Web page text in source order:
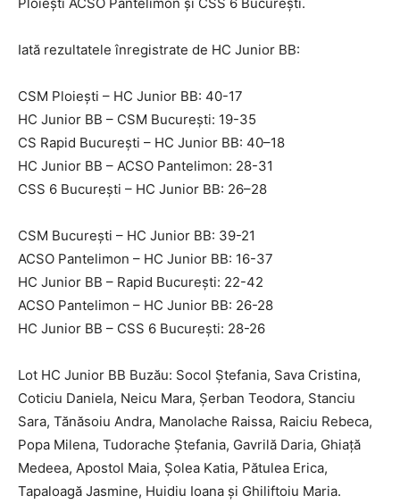
Iată rezultatele înregistrate de HC Junior BB:
CSM Ploieşti – HC Junior BB: 40-17
HC Junior BB – CSM Bucureşti: 19-35
CS Rapid Bucureşti – HC Junior BB: 40–18
HC Junior BB – ACSO Pantelimon: 28-31
CSS 6 Bucureşti – HC Junior BB: 26–28
CSM Bucureşti – HC Junior BB: 39-21
ACSO Pantelimon – HC Junior BB: 16-37
HC Junior BB – Rapid Bucureşti: 22-42
ACSO Pantelimon – HC Junior BB: 26-28
HC Junior BB – CSS 6 Bucureşti: 28-26
Lot HC Junior BB Buzău: Socol Ștefania, Sava Cristina,
Coticiu Daniela, Neicu Mara, Șerban Teodora, Stanciu
Sara, Tănăsoiu Andra, Manolache Raissa, Raiciu Rebeca,
Popa Milena, Tudorache Ștefania, Gavrilă Daria, Ghiață
Medeea, Apostol Maia, Șolea Katia, Pătulea Erica,
Tapaloagă Jasmine, Huidiu Ioana şi Ghiliftoiu Maria.